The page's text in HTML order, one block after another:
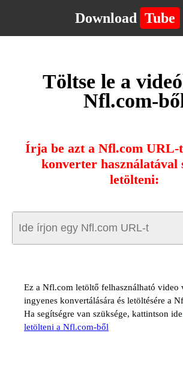
Download Tube
Töltse le a
Nfl.com-
Írja be azt a Nfl.com URL-
konverter használatával
letölteni:
Ez a Nfl.com letöltő felhasználható video
ingyenes konvertálására és letöltésére a
Ha segítségre van szüksége, kattintson
letölteni a Nfl.com-ből